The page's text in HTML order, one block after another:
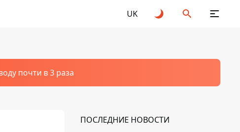
UK
почти в 3 раза
ПОСЛЕДНИЕ НОВОСТИ